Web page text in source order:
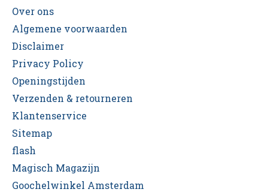
Over ons
Algemene voorwaarden
Disclaimer
Privacy Policy
Openingstijden
Verzenden & retourneren
Klantenservice
Sitemap
flash
Magisch Magazijn
Goochelwinkel Amsterdam